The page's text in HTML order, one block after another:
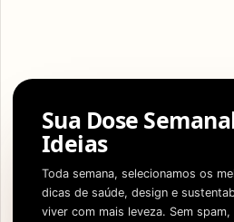
Sua Dose
Ideias
Toda semana, selecionamos os
dicas de saúde, design e
viver com mais leveza. Sem spam,